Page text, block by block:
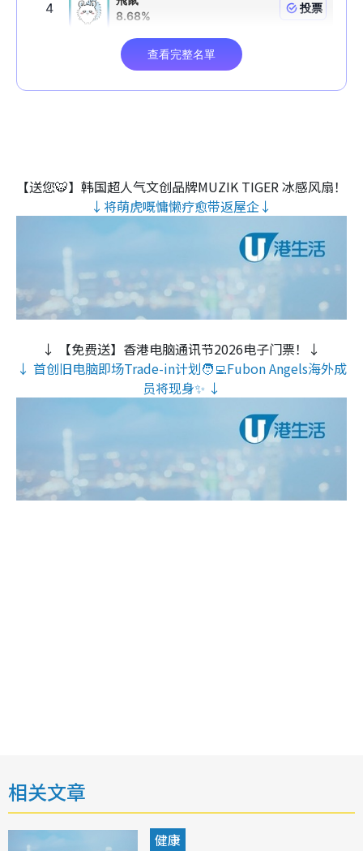
【送您🐯】韩国超人气文创品牌MUZIK TIGER 冰感风扇！
↓将萌虎嘅慵懒疗愈带返屋企↓
↓ 【免费送】香港电脑通讯节2026电子门票！↓
↓ 首创旧电脑即场Trade-in计划🧑‍💻Fubon Angels海外成
员将现身✨ ↓
相关文章
健康